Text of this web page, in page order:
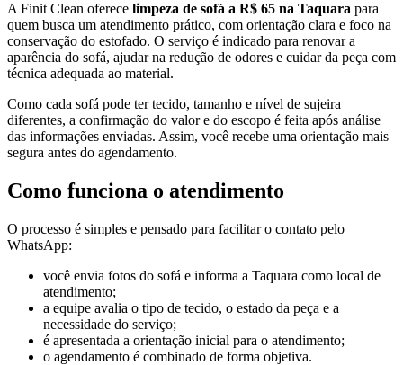
A Finit Clean oferece limpeza de sofá a R$ 65 na Taquara para
quem busca um atendimento prático, com orientação clara e foco na
conservação do estofado. O serviço é indicado para renovar a
aparência do sofá, ajudar na redução de odores e cuidar da peça com
técnica adequada ao material.
Como cada sofá pode ter tecido, tamanho e nível de sujeira
diferentes, a confirmação do valor e do escopo é feita após análise
das informações enviadas. Assim, você recebe uma orientação mais
segura antes do agendamento.
Como funciona o atendimento
O processo é simples e pensado para facilitar o contato pelo
WhatsApp:
você envia fotos do sofá e informa a Taquara como local de
atendimento;
a equipe avalia o tipo de tecido, o estado da peça e a
necessidade do serviço;
é apresentada a orientação inicial para o atendimento;
o agendamento é combinado de forma objetiva.